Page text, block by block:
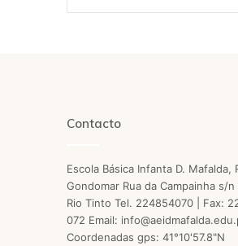
Contacto
Escola Básica Infanta D. Mafalda,
Gondomar Rua da Campainha s/
Rio Tinto Tel. 224854070 | Fax:
072 Email:
Coordenadas gps: 41°10'57.8"N